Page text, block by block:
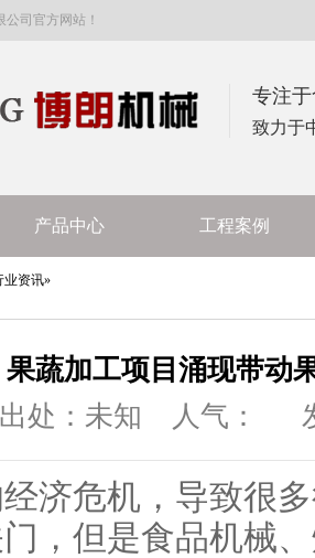
司官方网站！
专注
致力于
产品中心 工程案例
业资讯»
果蔬加工项目涌现带动
处：未知
人气：
济危机，导致很
，但是食品机械